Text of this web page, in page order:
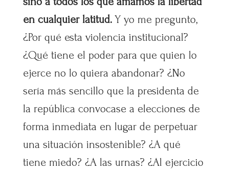
en cualquier latitud.Y yo me pregunto,
¿Por qué esta violencia institucional?
¿Qué tiene el poder para que quien lo
ejerce no lo quiera abandonar? ¿No
sería más sencillo que la presidenta de
la república convocase a elecciones de
forma inmediata en lugar de perpetuar
una situación insostenible? ¿A qué
tiene miedo? ¿A las urnas? ¿Al ejercicio